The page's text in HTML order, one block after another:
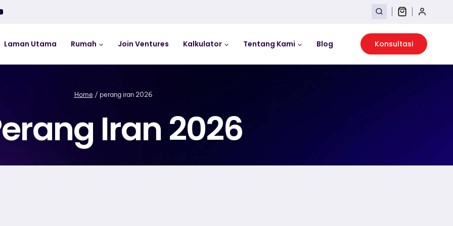
Laman Utama Rumah Join Ventures Kalkulator Tentang Kami Blog Konsultasi
Home / perang iran 2026
Iran 2026